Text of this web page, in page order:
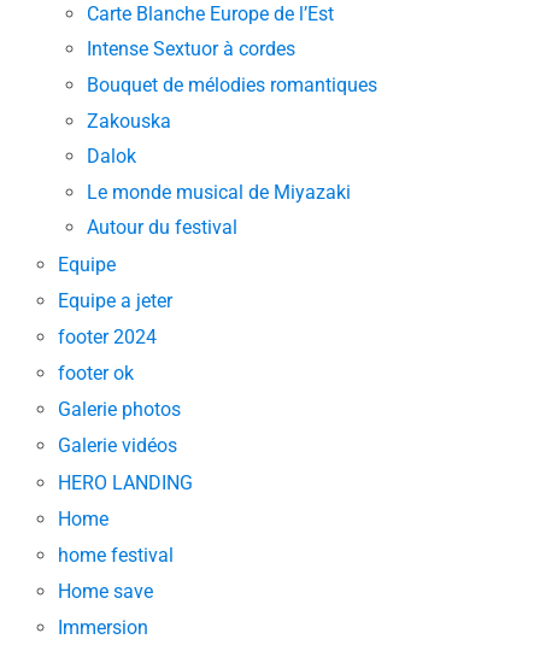
Carte Blanche Europe de l’Est
Intense Sextuor à cordes
Bouquet de mélodies romantiques
Zakouska
Dalok
Le monde musical de Miyazaki
Autour du festival
Equipe
Equipe a jeter
footer 2024
footer ok
Galerie photos
Galerie vidéos
HERO LANDING
Home
home festival
Home save
Immersion